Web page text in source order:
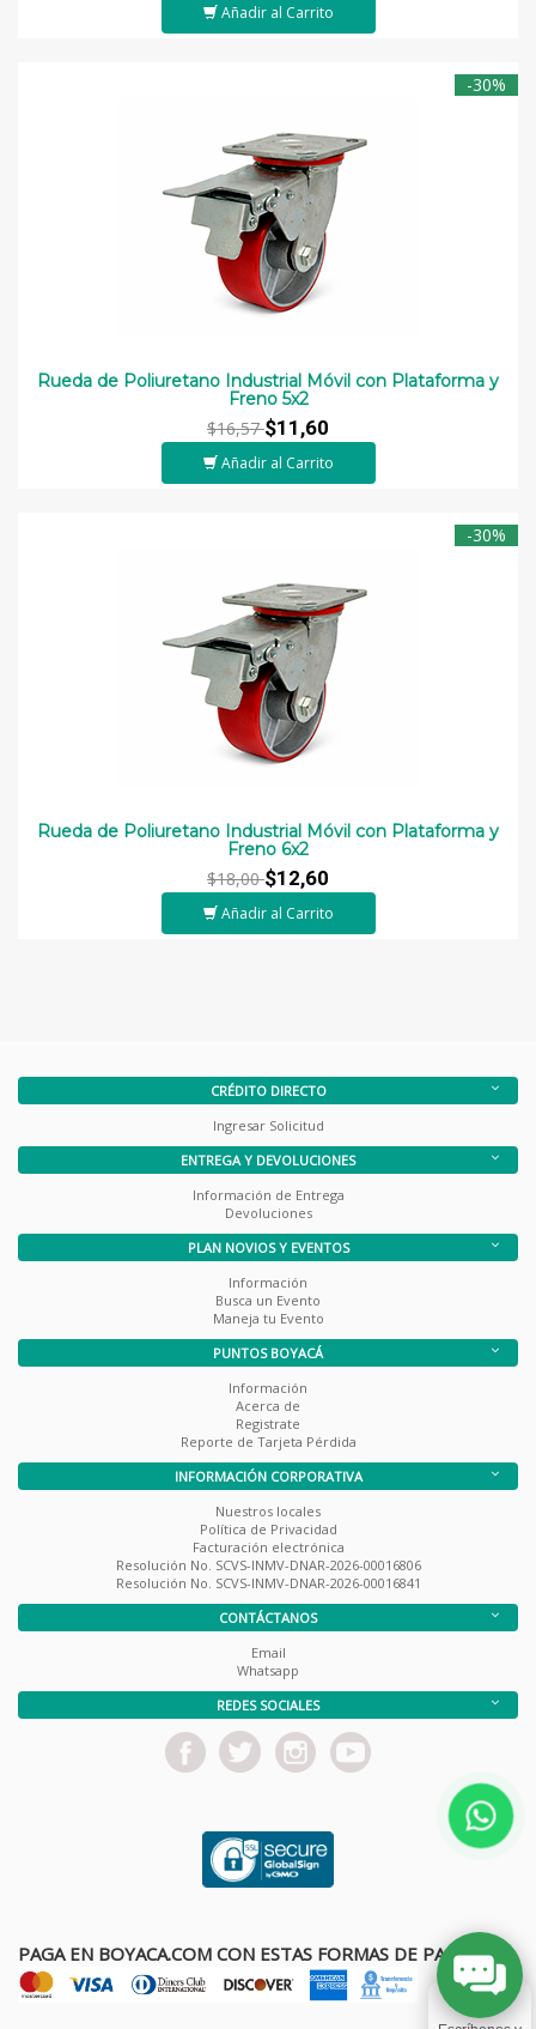
Añadir al Carrito
-30%
Rueda de Poliuretano Industrial Móvil con Plataforma y
Freno 5x2
$16,57$11,60
Añadir al Carrito
-30%
Rueda de Poliuretano Industrial Móvil con Plataforma y
Freno 6x2
$18,00$12,60
Añadir al Carrito
CRÉDITO DIRECTO
Ingresar Solicitud
ENTREGA Y DEVOLUCIONES
Información de Entrega
Devoluciones
PLAN NOVIOS Y EVENTOS
Información
Busca un Evento
Maneja tu Evento
PUNTOS BOYACÁ
Información
Acerca de
Registrate
Reporte de Tarjeta Pérdida
INFORMACIÓN CORPORATIVA
Nuestros locales
Política de Privacidad
Facturación electrónica
Resolución No. SCVS-INMV-DNAR-2026-00016806
Resolución No. SCVS-INMV-DNAR-2026-00016841
CONTÁCTANOS
Email
Whatsapp
REDES SOCIALES
PAGA EN BOYACA.COM CON ESTAS FORMAS DE PAGO